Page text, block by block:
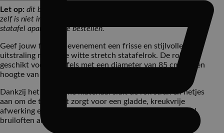
Let op: dit betreft uitsluitend de witte statafelrok. De statafel
zelf is niet inbegrepen. Vergeet dus niet om indien nodig een
statafel apart mee te bestellen.
Geef jouw feest of evenement een frisse en stijlvolle
uitstraling met deze witte stretch statafelrok. De rok is
geschikt voor statafels met een diameter van 85 cm en een
hoogte van 107 cm (uitgeklapt).
Dankzij het elastische materiaal sluit de rok strak en netjes
aan om de tafel. Dit zorgt voor een gladde, kreukvrije
afwerking en een verzorgde uitstraling die past bij zowel
bruiloften als zakelijke evenementen.